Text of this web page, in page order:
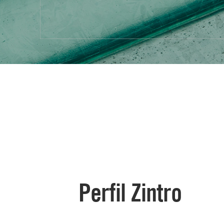
Perfil Zintro